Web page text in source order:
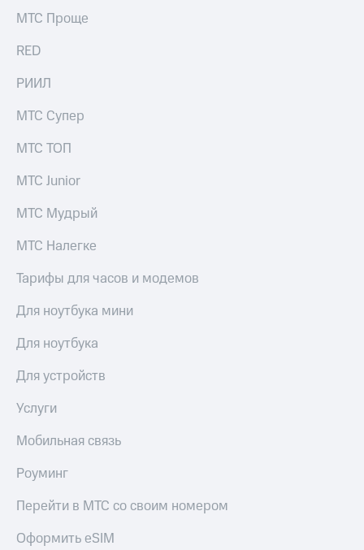
МТС Проще
RED
РИИЛ
МТС Супер
МТС ТОП
МТС Junior
МТС Мудрый
МТС Налегке
Тарифы для часов и модемов
Для ноутбука мини
Для ноутбука
Для устройств
Услуги
Мобильная связь
Роуминг
Перейти в МТС со своим номером
Оформить eSIM